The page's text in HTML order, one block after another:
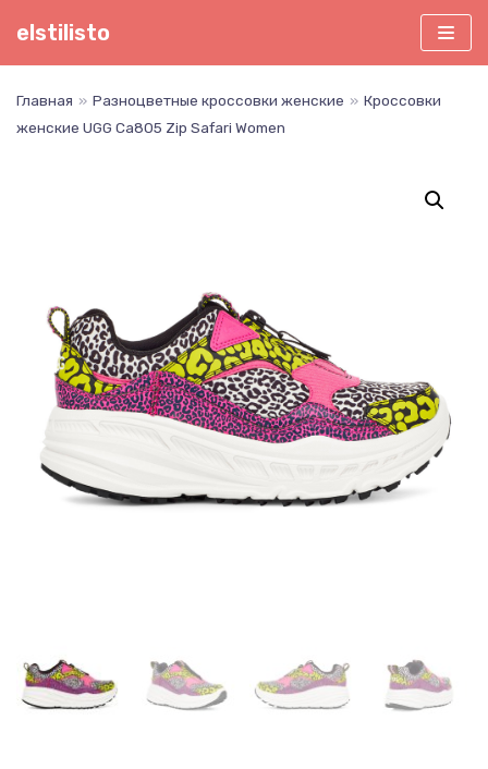
Перейти
elstilisto
Главная » Разноцветные кроссовки женские » Кроссовки
женские UGG Ca805 Zip Safari Women